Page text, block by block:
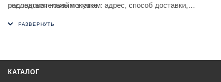
радоваться новой покупке.
последовательным этапам: адрес, способ доставки,
КАТАЛОГ